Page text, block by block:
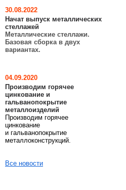
30.08.2022
Начат выпуск металлических
стеллажей
Металлические стеллажи.
Базовая сборка в двух
вариантах.
04.09.2020
Производим горячее
цинкование и
гальванопокрытие
металлоизделий
Производим горячее
цинкование
и гальванопокрытие
металлоконструкций.
Все новости